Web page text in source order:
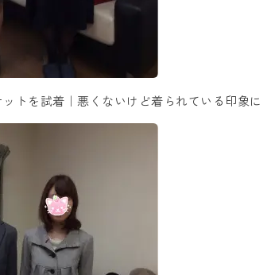
トを試着｜悪くないけど着られている印象に